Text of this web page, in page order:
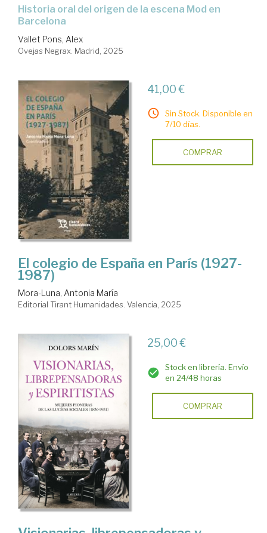
Historia oral del origen de la escena Mod en
Barcelona
Vallet Pons, Alex
Ovejas Negrax. Madrid, 2025
41,00 €
Sin Stock. Disponible en
7/10 días.
COMPRAR
El colegio de España en París (1927-
1987)
Mora-Luna, Antonia María
Editorial Tirant Humanidades. Valencia, 2025
25,00 €
Stock en librería. Envío
en 24/48 horas
COMPRAR